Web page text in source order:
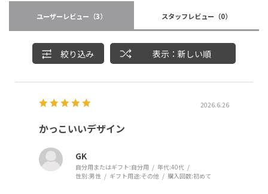
ユーザーレビュー （3） スタッフレビュー （0）
絞り込み 表示：新しい順
2026.6.26
かっこいいデザイン
GK
自分用またはギフト:自分用 年代:40代
性別:男性 ギフト用途:その他 購入回数:初めて